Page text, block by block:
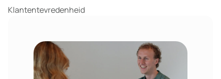
Klantentevredenheid